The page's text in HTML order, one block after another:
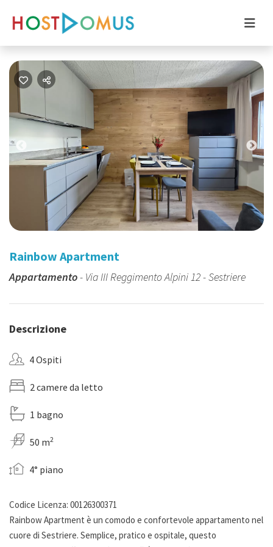
Previous
Rainbow Apartment
Appartamento- Via III Reggimento Alpini 12 - Sestriere
Descrizione
4 Ospiti
2 camere da letto
1 bagno
50 m2
4° piano
Codice Licenza: 00126300371
Rainbow Apartment è un comodo e confortevole appartamento nel
cuore di Sestriere. Semplice, pratico e ospitale, questo